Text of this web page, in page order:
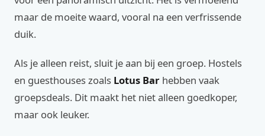
maar de moeite waard, vooral na een verfrissende
duik.
Als je alleen reist, sluit je aan bij een groep. Hostels
en guesthouses zoals Lotus Bar hebben vaak
groepsdeals. Dit maakt het niet alleen goedkoper,
maar ook leuker.